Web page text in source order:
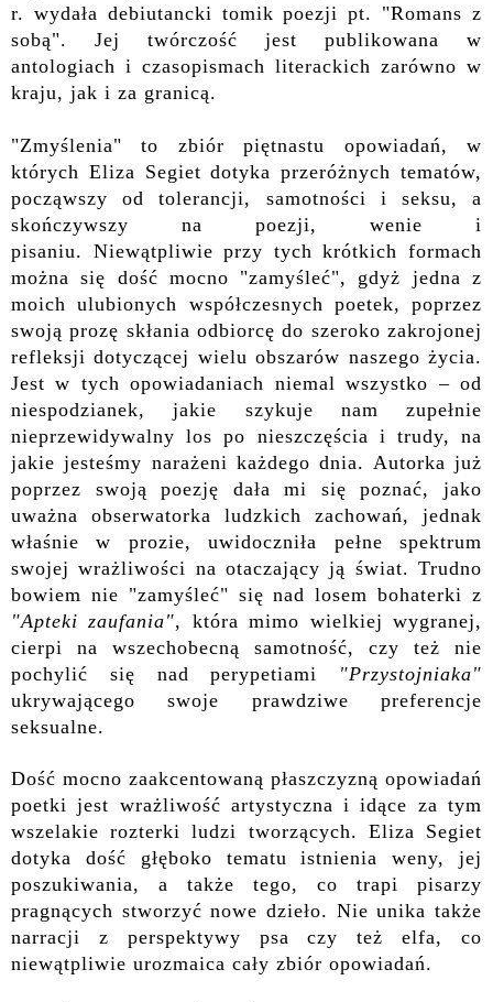
r. wydała debiutancki tomik poezji pt. "Romans z
sobą". Jej twórczość jest publikowana w
antologiach i czasopismach literackich zarówno w
kraju, jak i za granicą.
"Zmyślenia" to zbiór piętnastu opowiadań, w
których Eliza Segiet dotyka przeróżnych tematów,
począwszy od tolerancji, samotności i seksu, a
skończywszy na poezji, wenie i
pisaniu. Niewątpliwie przy tych krótkich formach
można się dość mocno "zamyśleć", gdyż jedna z
moich ulubionych współczesnych poetek, poprzez
swoją prozę skłania odbiorcę do szeroko zakrojonej
refleksji dotyczącej wielu obszarów naszego życia.
Jest w tych opowiadaniach niemal wszystko – od
niespodzianek, jakie szykuje nam zupełnie
nieprzewidywalny los po nieszczęścia i trudy, na
jakie jesteśmy narażeni każdego dnia. Autorka już
poprzez swoją poezję dała mi się poznać, jako
uważna obserwatorka ludzkich zachowań, jednak
właśnie w prozie, uwidoczniła pełne spektrum
swojej wrażliwości na otaczający ją świat. Trudno
bowiem nie "zamyśleć" się nad losem bohaterki z
"Apteki zaufania", która mimo wielkiej wygranej,
cierpi na wszechobecną samotność, czy też nie
pochylić się nad perypetiami "Przystojniaka"
ukrywającego swoje prawdziwe preferencje
seksualne.
Dość mocno zaakcentowaną płaszczyzną opowiadań
poetki jest wrażliwość artystyczna i idące za tym
wszelakie rozterki ludzi tworzących. Eliza Segiet
dotyka dość głęboko tematu istnienia weny, jej
poszukiwania, a także tego, co trapi pisarzy
pragnących stworzyć nowe dzieło. Nie unika także
narracji z perspektywy psa czy też elfa, co
niewątpliwie urozmaica cały zbiór opowiadań.